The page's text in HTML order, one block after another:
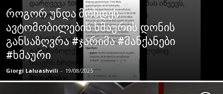
როგორ უნდა მოხდეს
ავტომობილების ხმაურის დონის
განსაზღვრა #ჯარიმა #მანქანები
#ხმაური
Giorgi Laluashvili - 19/08/2025